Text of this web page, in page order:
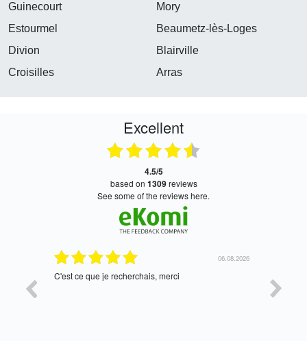
Guinecourt
Mory
Estourmel
Beaumetz-lès-Loges
Divion
Blairville
Croisilles
Arras
Excellent
4.5/5
based on 1309reviews
see some of the reviews here.
05.08.2026
tres bien